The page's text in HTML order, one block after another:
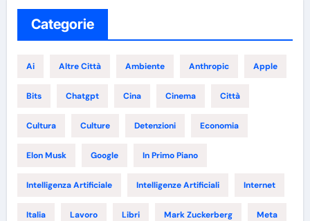
Categorie
Ai Altre Città Ambiente Anthropic Apple
Bits Chatgpt Cina Cinema Città
Cultura Culture Detenzioni Economia
Elon Musk Google In Primo Piano
Intelligenza Artificiale Intelligenze Artificiali Internet
Italia Lavoro Libri Mark Zuckerberg Meta